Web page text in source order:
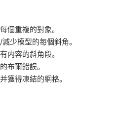
個重複的對象。
少模型的每個斜角。
内容的斜角段。
布爾錯誤。
獲得凍結的網格。